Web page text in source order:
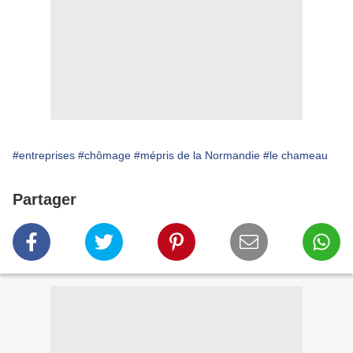
#entreprises #chômage #mépris de la Normandie #le chameau
Partager